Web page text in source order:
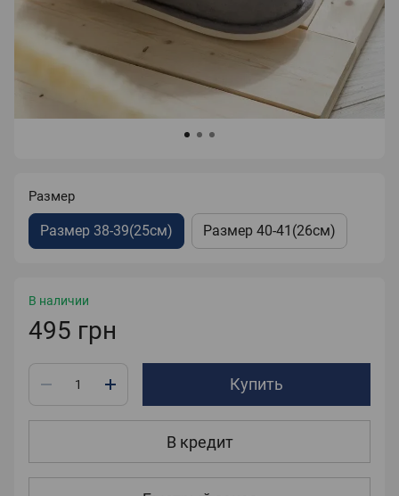
Размер
Размер 38-39(25см) Размер 40-41(26см)
В наличии
495 грн
Купить
В кредит